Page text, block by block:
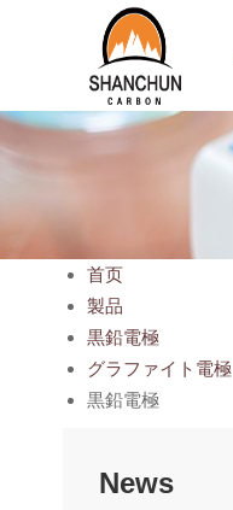
首页
製品
黒鉛電極
グラファイト電極
黒鉛電極
News